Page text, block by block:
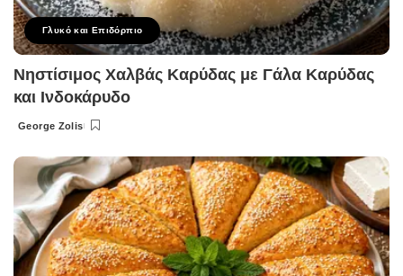
Γλυκό και Επιδόρπιο
Νηστίσιμος Χαλβάς Καρύδας με Γάλα Καρύδας
και Ινδοκάρυδο
Posted
George Zolis